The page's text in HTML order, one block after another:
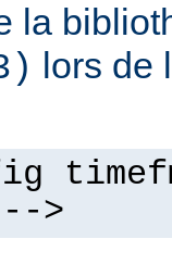
la
lors de
-->